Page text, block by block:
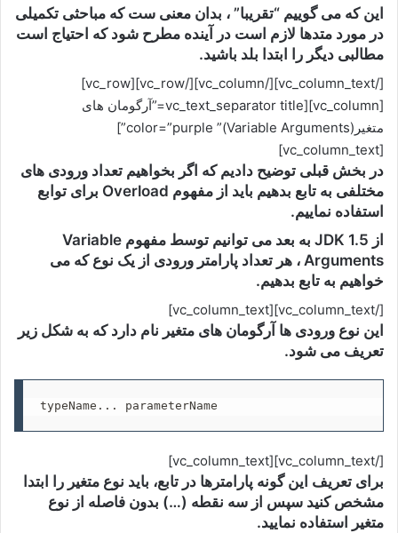
این که می گوییم “تقریبا” ، بدان معنی ست که مباحثی تکمیلی
در مورد متدها لازم است در آینده مطرح شود که احتیاج است
مطالبی دیگر را ابتدا بلد باشید.
[/vc_column_text][/vc_column][/vc_row][vc_row]
[vc_column][vc_text_separator title=”آرگومان های
متغیر(Variable Arguments)” color=”purple”]
[vc_column_text]
در بخش قبلی توضیح دادیم که اگر بخواهیم تعداد ورودی های
مختلفی به تابع بدهیم باید از مفهوم Overload برای توابع
استفاده نماییم.
از JDK 1.5 به بعد می توانیم توسط مفهوم Variable
Arguments ، هر تعداد پارامتر ورودی از یک نوع که می
خواهیم به تابع بدهیم.
[/vc_column_text][vc_column_text]
این نوع ورودی ها آرگومان های متغیر نام دارد که به شکل زیر
تعریف می شود.
typeName... parameterName
[/vc_column_text][vc_column_text]
برای تعریف این گونه پارامترها در تابع، باید نوع متغیر را ابتدا
مشخص کنید سپس از سه نقطه (…) بدون فاصله از نوع
متغیر استفاده نمایید.